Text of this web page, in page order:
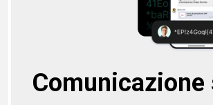
Comunicazione